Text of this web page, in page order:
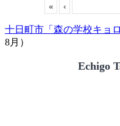
« ‹
十日町市「森の学校キョロ
8月）
Echigo